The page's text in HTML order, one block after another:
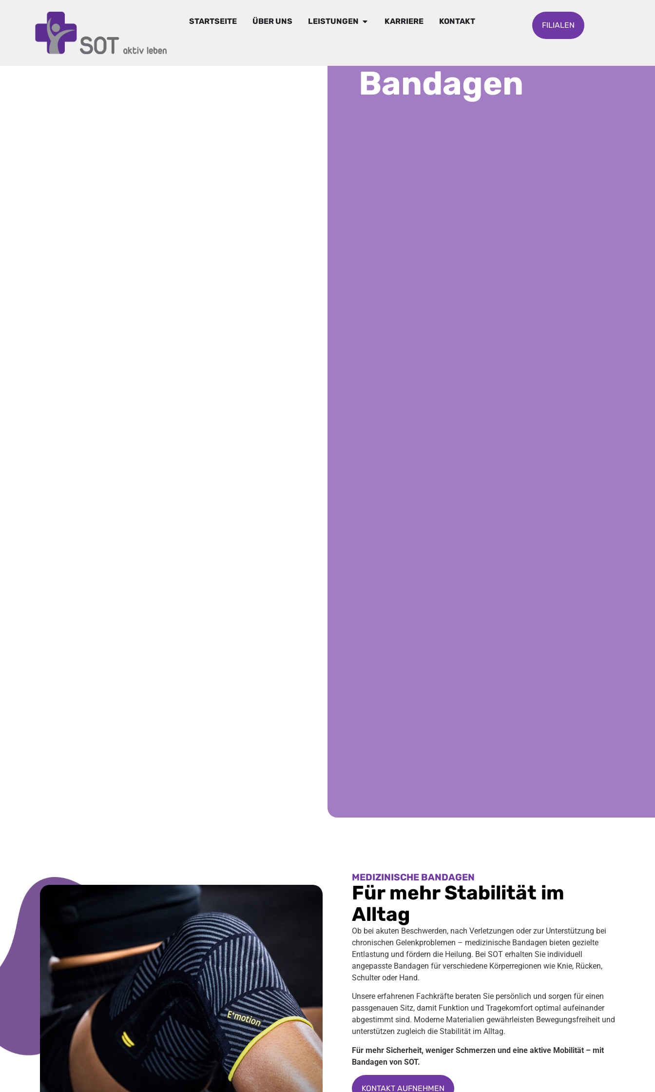
STARTSEITE ÜBER UNS LEISTUNGEN KARRIERE KONTAKT FILIALEN
Bandagen
MEDIZINISCHE BANDAGEN
Für mehr Stabilität im
Alltag
Ob bei akuten Beschwerden, nach Verletzungen oder zur Unterstützung bei
chronischen Gelenkproblemen – medizinische Bandagen bieten gezielte
Entlastung und fördern die Heilung. Bei SOT erhalten Sie individuell
angepasste Bandagen für verschiedene Körperregionen wie Knie, Rücken,
Schulter oder Hand.
Unsere erfahrenen Fachkräfte beraten Sie persönlich und sorgen für einen
passgenauen Sitz, damit Funktion und Tragekomfort optimal aufeinander
abgestimmt sind. Moderne Materialien gewährleisten Bewegungsfreiheit und
unterstützen zugleich die Stabilität im Alltag.
Für mehr Sicherheit, weniger Schmerzen und eine aktive Mobilität – mit
Bandagen von SOT.
KONTAKT AUFNEHMEN